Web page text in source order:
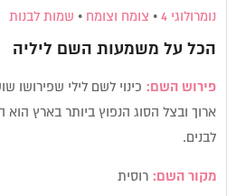
נומרולוגי 4 • צומח וצומח • שמות לבנות
הכל על משמעות השם ליליה
פירוש השם: כינוי לשם לילי שפירושו
ארוך ובצל הסוג הנפוץ ביותר בארץ
לבנים.
מקור השם: רוסית